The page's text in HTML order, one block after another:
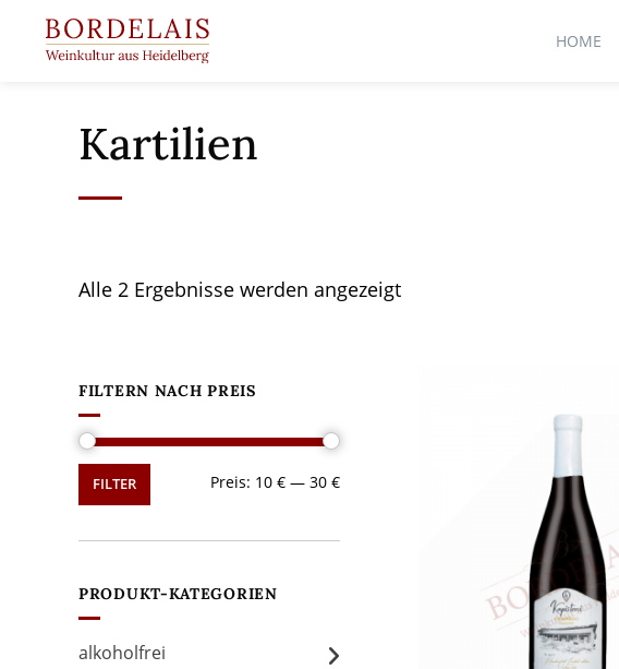
HOME
Kartilien
Alle 2 Ergebnisse werden angezeigt
FILTERN NACH PREIS
Min.
Max.
FILTER Preis: 10 €— 30 €
PRODUKT-KATEGORIEN
alkoholfrei